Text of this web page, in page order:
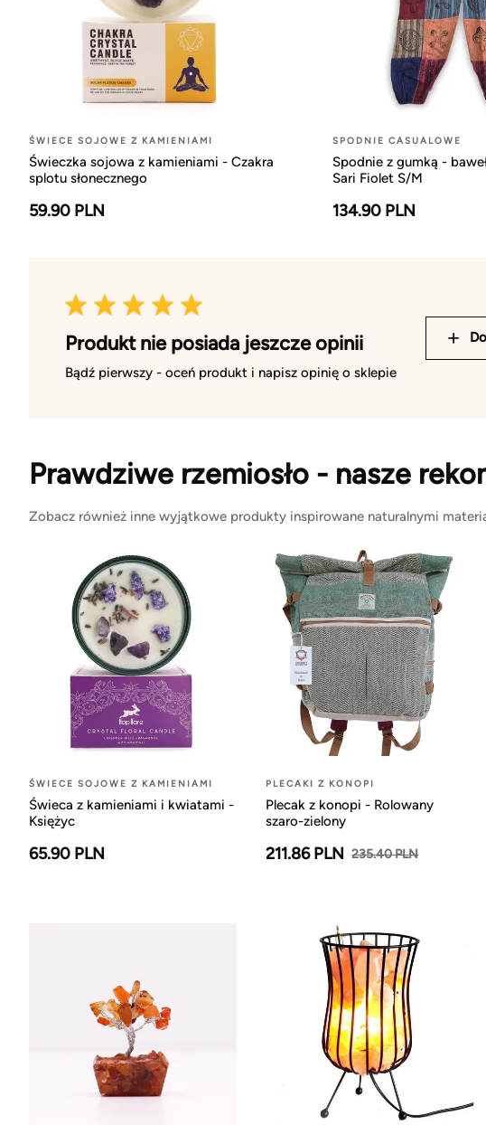
ŚWIECE SOJOWE Z KAMIENIAMI
Świeczka sojowa z kamieniami - Czakra
splotu słonecznego
59.90 PLN
SPODNIE CASUALOWE
Spodnie z gumką -
Sari Fiolet S/M
134.90 PLN
Produkt nie posiada jeszcze opinii
Bądź pierwszy - oceń produkt i napisz opinię o sklepie
Prawdziwe rzemiosło - nasze
Zobacz również inne wyjątkowe produkty inspirowane naturalnymi
ŚWIECE SOJOWE Z KAMIENIAMI
Świeca z kamieniami i kwiatami -
Księżyc
65.90 PLN
PLECAKI Z KONOPI
Plecak z konopi - Rolowany
szaro-zielony
211.86 PLN 235.40 PLN